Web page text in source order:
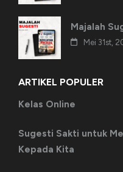
Majalah
Mei 31st,
ARTIKEL POPULER
Kelas Online
Sugesti Sakti untuk
Kepada Kita